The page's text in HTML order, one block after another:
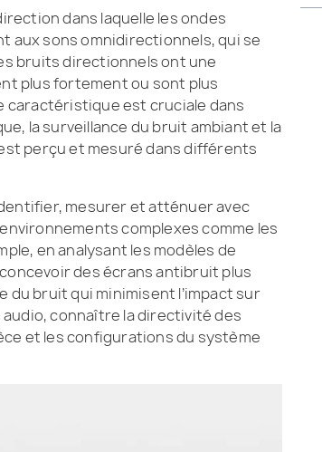
dans laquelle les ondes
aux sons omnidirectionnels, qui se
bruits directionnels ont une
plus fortement ou sont plus
caractéristique est cruciale dans
la surveillance du bruit ambiant et la
perçu et mesuré dans différents
mesurer et atténuer avec
complexes comme les
en analysant les modèles de
des écrans antibruit plus
bruit qui minimisent l’impact sur
connaître la directivité des
et les configurations du système